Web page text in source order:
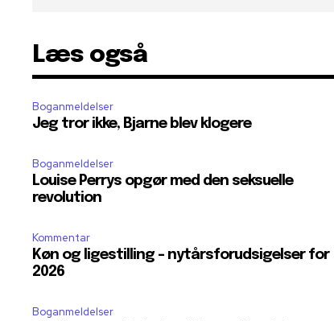
Læs også
Boganmeldelser
Jeg tror ikke, Bjarne blev klogere
Boganmeldelser
Louise Perrys opgør med den seksuelle
revolution
Kommentar
Køn og ligestilling – nytårsforudsigelser for
2026
Boganmeldelser